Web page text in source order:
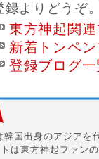
録よりどうぞ
東方神起関
新着トンペ
登録ブログ
韓国出身のアジアを
は東方神起ファン